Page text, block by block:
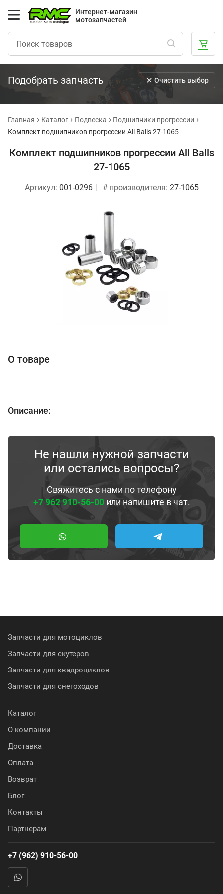
Интернет-магазин
мотозапчастей
Подобрать запчасть Очистить выбор
Главная Каталог Подвеска
Подшипники прогрессии
Комплект подшипников прогрессии All Balls 27-1065
Комплект подшипников прогрессии All Balls
27-1065
Артикул: 001-0296 # производителя: 27-1065
О товаре
Описание:
Не нашли нужной запчасти
или остались вопросы?
Свяжитесь с нами по телефону
+7 962 910-56-00или напишите в чат.
Запчасти для мотоциклов
Запчасти для скутеров
Запчасти для квадроциклов
Запчасти для снегоходов
Каталог
О компании
Доставка
Оплата
Возврат
Блог
Контакты
Партнерам
+7 (962) 910-56-00